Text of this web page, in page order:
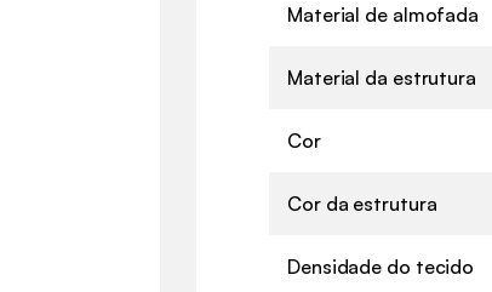
Material de almofada
Material da estrutura
Cor
Cor da estrutura
Densidade do tecido